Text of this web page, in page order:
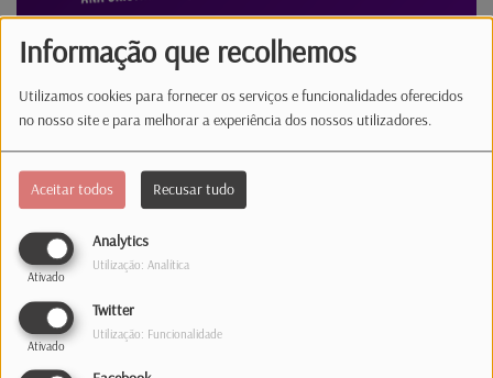
Informação que recolhemos
Utilizamos cookies para fornecer os serviços e funcionalidades oferecidos
no nosso site e para melhorar a experiência dos nossos utilizadores.
Aceitar todos Recusar tudo
Analytics
Ativado
Utilização: Analítica
Twitter
Ativado
Utilização: Funcionalidade
Showcase com Manuela Rufolo Tp.1 EP.336
O Showcase regressa e ao seu grande palco
sobe a cantora e compositora Manuela
concertos e novas colaborações, a artista,
percurso no panorama musical